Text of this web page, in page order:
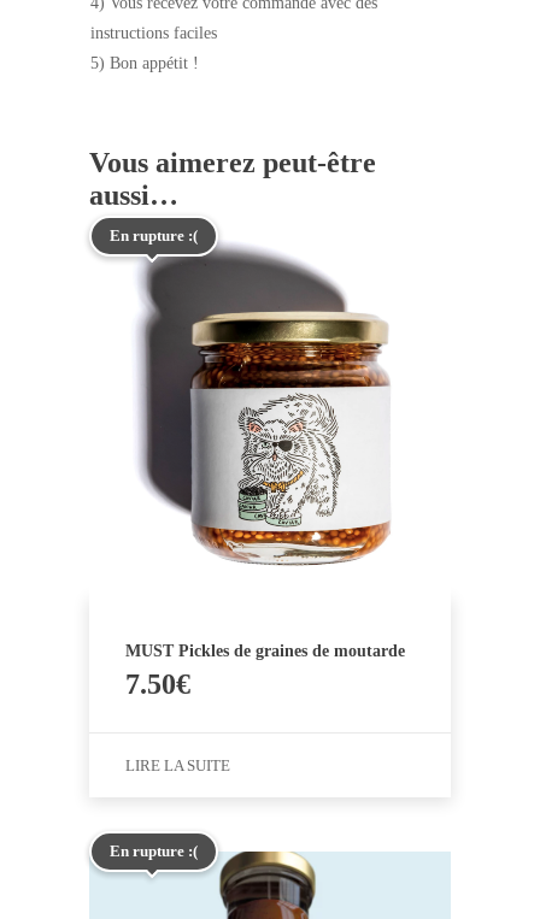
instructions faciles
5) Bon appétit !
Vous aimerez peut-être
aussi…
En rupture :(
MUST Pickles de graines de moutarde
7.50€
LIRE LA SUITE
En rupture :(